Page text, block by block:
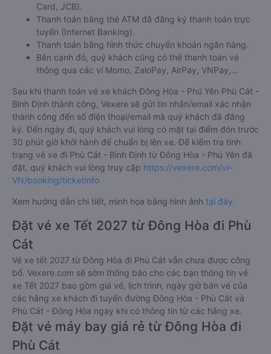
Card, JCB).
Thanh toán bằng thẻ ATM đã đăng ký thanh toán trực
tuyến (Internet Banking).
Thanh toán bằng hình thức chuyển khoản ngân hàng.
Bên cạnh đó, quý khách cũng có thể thanh toán vé
thông qua các ví Momo, ZaloPay, AirPay, VNPay,…
Sau khi thanh toán vé xe khách Đông Hòa - Phú Yên Phù Cát -
Bình Định thành công, Vexere sẽ gửi tin nhắn/email xác nhận
thành công đến số điện thoại/email mà quý khách đã đăng
ký. Đến ngày đi, quý khách vui lòng có mặt tại điểm đón trước
30 phút giờ khởi hành để chuẩn bị lên xe. Để kiểm tra tình
trạng vé xe đi Phù Cát - Bình Định từ Đông Hòa - Phú Yên đã
đặt, quý khách vui lòng truy cập https://vexere.com/vi-
VN/booking/ticketinfo
Xem hướng dẫn chi tiết, minh họa bằng hình ảnh tại đây.
Đặt vé xe Tết 2027 từ Đông Hòa đi Phù
Cát
Vé xe tết 2027 từ Đông Hòa đi Phù Cát vẫn chưa được công
bố. Vexere.com sẽ sớm thông báo cho các bạn thông tin vé
xe Tết 2027 bao gồm giá vé, lịch trình, ngày giờ bán vé của
các hãng xe khách đi tuyến đường Đông Hòa - Phù Cát và
Phù Cát - Đông Hòa ngay khi có thông tin từ các hãng xe.
Đặt vé máy bay giá rẻ từ Đông Hòa đi
Phù Cát